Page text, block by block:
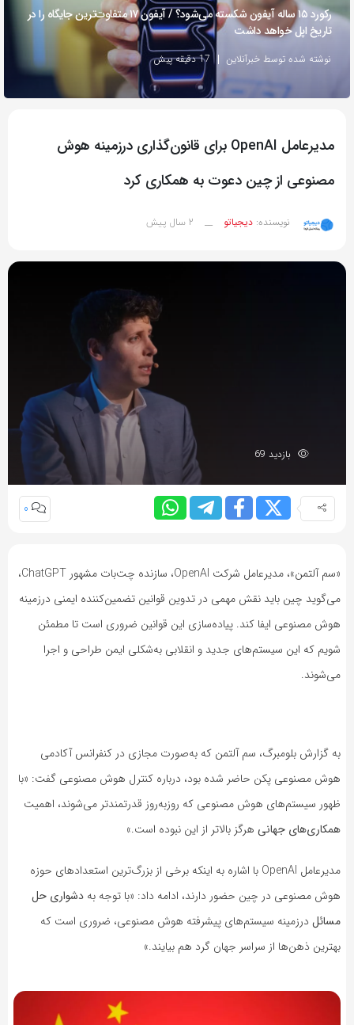
کپی
لینک
رکورد ۱۵ ساله آیفون شکسته می‌شود؟ / آیفون ۱۷ متفاوت‌ترین جایگاه را در
تاریخ اپل خواهد داشت
نوشته شده توسط خبرآنلاین 17 دقیقه پیش
مدیرعامل OpenAI برای قانون‌گذاری در‌زمینه هوش
مصنوعی از چین دعوت به همکاری کرد
نویسنده: دیجیاتو __ 2 سال پیش
بازدید 69
0
«سم آلتمن»، مدیرعامل شرکت OpenAI، سازنده چت‌بات مشهور ChatGPT،
می‌گوید چین باید نقش مهمی در تدوین قوانین تضمین‌کننده ایمنی در‌زمینه
هوش مصنوعی ایفا کند. پیاده‌سازی این قوانین ضروری است تا مطمئن
شویم که این سیستم‌های جدید و انقلابی به‌شکلی ایمن طراحی و اجرا
می‌شوند.
به گزارش بلومبرگ، سم آلتمن که به‌صورت مجازی در کنفرانس آکادمی
هوش مصنوعی پکن حاضر شده بود، درباره کنترل هوش مصنوعی گفت: «با
ظهور سیستم‌های هوش مصنوعی که روزبه‌روز قدرتمندتر می‌شوند، اهمیت
همکاری‌های جهانی هرگز بالاتر از این نبوده است.»
مدیرعامل OpenAI با اشاره به اینکه برخی از بزرگ‌ترین استعدادهای حوزه
هوش مصنوعی در چین حضور دارند، ادامه داد: «با توجه به دشواری حل
مسائل در‌زمینه سیستم‌های پیشرفته هوش مصنوعی، ضروری است که
بهترین ذهن‌ها از سراسر جهان گرد هم بیایند.»